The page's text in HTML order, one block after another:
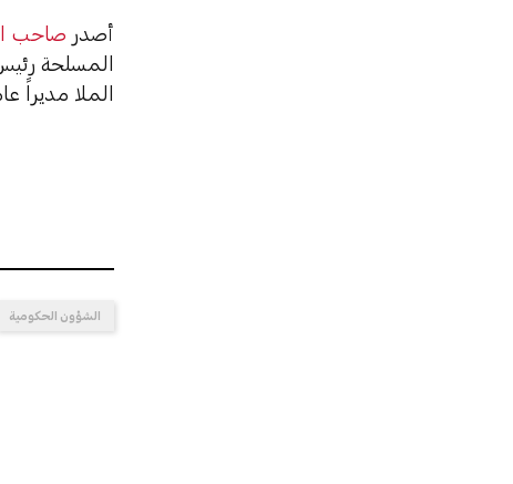
أصدر صاحب
المسلحة
الملا مديراً
الشؤون الحكومية